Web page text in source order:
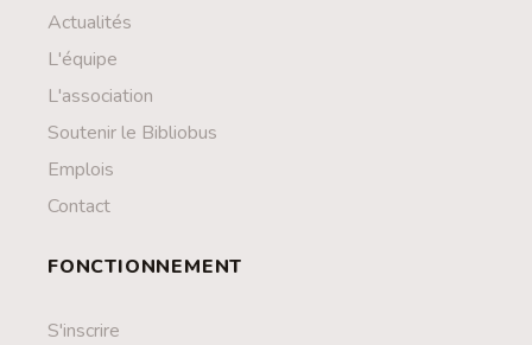
Actualités
L'équipe
L'association
Soutenir le Bibliobus
Emplois
Contact
FONCTIONNEMENT
S'inscrire